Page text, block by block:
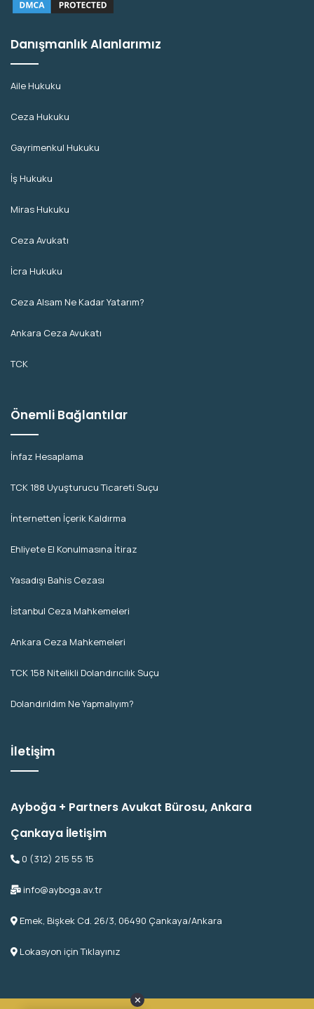
Danışmanlık Alanlarımız
Aile Hukuku
Ceza Hukuku
Gayrimenkul Hukuku
İş Hukuku
Miras Hukuku
Ceza Avukatı
İcra Hukuku
Ceza Alsam Ne Kadar Yatarım?
Ankara Ceza Avukatı
TCK
Önemli Bağlantılar
İnfaz Hesaplama
TCK 188 Uyuşturucu Ticareti Suçu
İnternetten İçerik Kaldırma
Ehliyete El Konulmasına İtiraz
Yasadışı Bahis Cezası
İstanbul Ceza Mahkemeleri
Ankara Ceza Mahkemeleri
TCK 158 Nitelikli Dolandırıcılık Suçu
Dolandırıldım Ne Yapmalıyım?
İletişim
Ayboğa + Partners Avukat Bürosu, Ankara
Çankaya İletişim
0 (312) 215 55 15
info@ayboga.av.tr
Emek, Bişkek Cd. 26/3, 06490 Çankaya/Ankara
Lokasyon için Tıklayınız
✕